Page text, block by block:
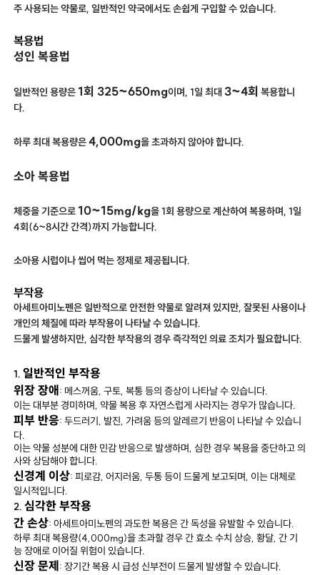
주 사용되는 약물로, 일반적인 약국에서도 손쉽게 구입할 수 있습니다.
복용법
성인 복용법
일반적인 용량은1회 325~650mg이며, 1일 최대 3~4회 복용합니
다.
하루 최대 복용량은4,000mg을 초과하지 않아야 합니다.
소아 복용법
체중을 기준으로10~15mg/kg을 1회 용량으로 계산하여 복용하며, 1일
4회(6~8시간 간격)까지 가능합니다.
소아용 시럽이나 씹어 먹는 정제로 제공됩니다.
부작용
아세트아미노펜은 일반적으로 안전한 약물로 알려져 있지만, 잘못된 사용이나
개인의 체질에 따라 부작용이 나타날 수 있습니다.
드물게 발생하지만, 심각한 부작용의 경우 즉각적인 의료 조치가 필요합니다.
1.일반적인 부작용
위장 장애: 메스꺼움, 구토, 복통 등의 증상이 나타날 수 있습니다.
이는 대부분 경미하며, 약물 복용 후 자연스럽게 사라지는 경우가 많습니다.
피부 반응: 두드러기, 발진, 가려움 등의 알레르기 반응이 나타날 수 있습니
다.
이는 약물 성분에 대한 민감 반응으로 발생하며, 심한 경우 복용을 중단하고 의
사와 상담해야 합니다.
신경계 이상: 피로감, 어지러움, 두통 등이 드물게 보고되며, 이는 대체로
일시적입니다.
2.심각한 부작용
간 손상: 아세트아미노펜의 과도한 복용은 간 독성을 유발할 수 있습니다.
하루 최대 복용량(4,000mg)을 초과할 경우 간 효소 수치 상승, 황달, 간 기
능 장애로 이어질 위험이 있습니다.
신장 문제: 장기간 복용 시 급성 신부전이 드물게 발생할 수 있습니다.